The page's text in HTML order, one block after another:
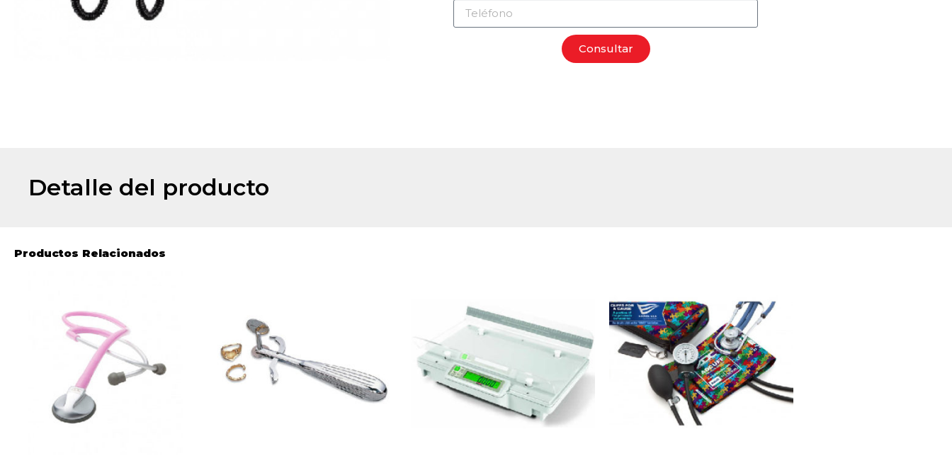
Consultar
Detalle del producto
Productos Relacionados